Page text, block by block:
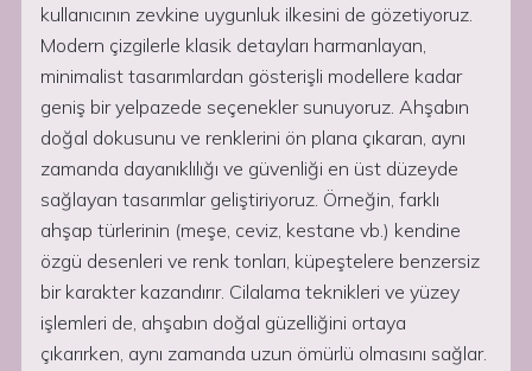
kullanıcının zevkine uygunluk ilkesini de gözetiyoruz.
Modern çizgilerle klasik detayları harmanlayan,
minimalist tasarımlardan gösterişli modellere kadar
geniş bir yelpazede seçenekler sunuyoruz. Ahşabın
doğal dokusunu ve renklerini ön plana çıkaran, aynı
zamanda dayanıklılığı ve güvenliği en üst düzeyde
sağlayan tasarımlar geliştiriyoruz. Örneğin, farklı
ahşap türlerinin (meşe, ceviz, kestane vb.) kendine
özgü desenleri ve renk tonları, küpeştelere benzersiz
bir karakter kazandırır. Cilalama teknikleri ve yüzey
işlemleri de, ahşabın doğal güzelliğini ortaya
çıkarırken, aynı zamanda uzun ömürlü olmasını sağlar.